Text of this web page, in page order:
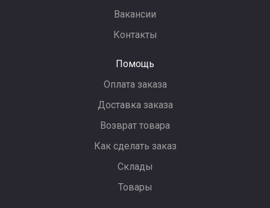
Вакансии
Контакты
Помощь
Оплата заказа
Доставка заказа
Возврат товара
Как сделать заказ
Склады
Товары